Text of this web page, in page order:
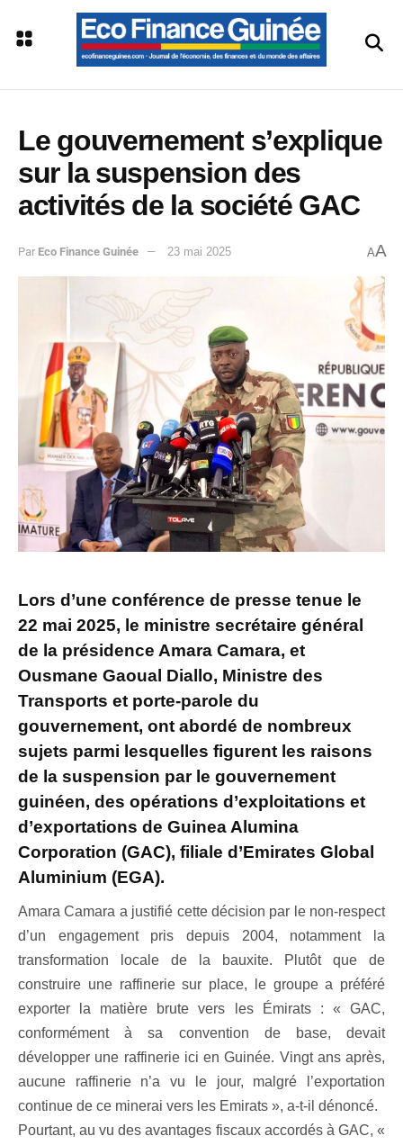
Le gouvernement s’explique
sur la suspension des
activités de la société GAC
Par Eco Finance Guinée 23 mai 2025 AA
Lors d’une conférence de presse tenue le
22 mai 2025, le ministre secrétaire général
de la présidence Amara Camara, et
Ousmane Gaoual Diallo, Ministre des
Transports et porte-parole du
gouvernement, ont abordé de nombreux
sujets parmi lesquelles figurent les raisons
de la suspension par le gouvernement
guinéen, des opérations d’exploitations et
d’exportations de Guinea Alumina
Corporation (GAC), filiale d’Emirates Global
Aluminium (EGA).
Amara Camara a justifié cette décision par le non-respect
d’un engagement pris depuis 2004, notamment la
transformation locale de la bauxite. Plutôt que de
construire une raffinerie sur place, le groupe a préféré
exporter la matière brute vers les Émirats : « GAC,
conformément à sa convention de base, devait
développer une raffinerie ici en Guinée. Vingt ans après,
aucune raffinerie n’a vu le jour, malgré l’exportation
continue de ce minerai vers les Emirats », a-t-il dénoncé.
Pourtant, au vu des avantages fiscaux accordés à GAC, «